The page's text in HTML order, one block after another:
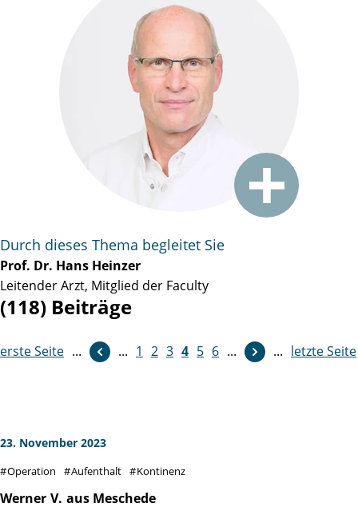
Durch dieses Thema begleitet Sie
Prof. Dr. Hans Heinzer
Leitender Arzt, Mitglied der Faculty
(118) Beiträge
erste Seite ... ... 1 2 3 4 5 6 ...
weiter ... letzte Seite
23. November 2023
Operation Aufenthalt Kontinenz
Werner V. aus Meschede